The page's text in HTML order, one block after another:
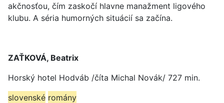
akčnosťou, čím zaskočí hlavne manažment ligového
klubu. A séria humorných situácií sa začína.
ZAŤKOVÁ, Beatrix
Horský hotel Hodváb /číta Michal Novák/ 727 min.
slovenské romány